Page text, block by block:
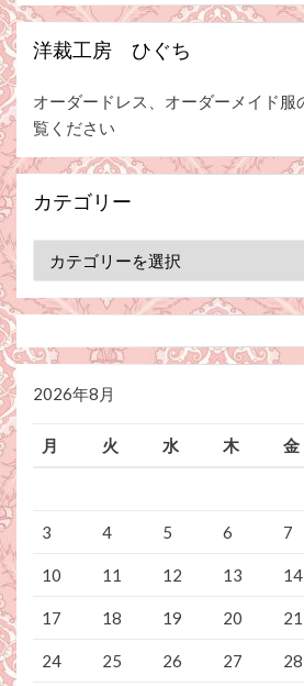
洋裁工房 ひぐち
オーダードレス、オーダーメイド服
覧ください
カテゴリー
テ
ゴ
ー
2026年8月
月 火 水 木 金
3 4 5 6 7
10 11 12 13 14
17 18 19 20 21
24 25 26 27 28